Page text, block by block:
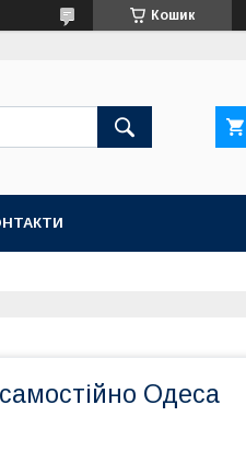
Кошик
Одеса